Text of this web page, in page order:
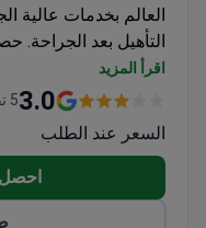
العالم بخدمات عالية
و "أفضل المنتجات للأعمال 2014"
اقرأ المزيد
3.05 تقييمات
السعر عند الطلب